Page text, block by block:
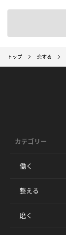
トップ 恋する
カテゴリー
働く
整える
磨く